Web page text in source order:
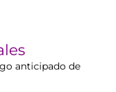
anticipado de